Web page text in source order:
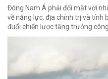
Đông Nam Á phải đối mặt với
về năng lực, địa chính trị và tính
đuổi chiến lược tăng trưởng